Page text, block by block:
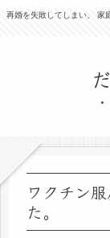
再婚を失敗してしまい、 家
ワクチン
た。